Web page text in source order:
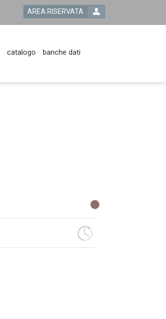
AREA RISERVATA
catalogo banche dati